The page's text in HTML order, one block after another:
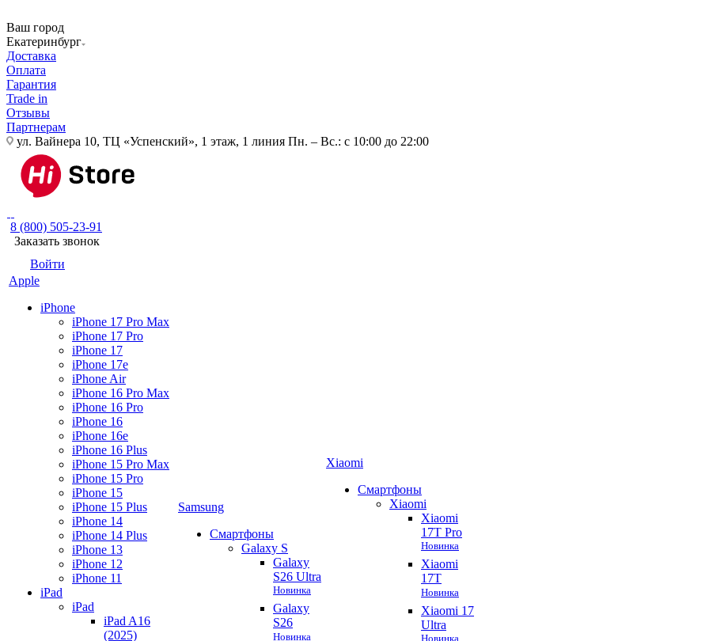
Ваш город
Екатеринбург
Доставка
Оплата
Гарантия
Trade in
Отзывы
Партнерам
ул. Вайнера 10, ТЦ «Успенский», 1 этаж, 1 линия Пн. – Вс.: с 10:00 до 22:00
8 (800) 505-23-91
Заказать звонок
Войти
Apple
iPhone
iPhone 17 Pro Max
iPhone 17 Pro
iPhone 17
iPhone 17e
iPhone Air
iPhone 16 Pro Max
iPhone 16 Pro
iPhone 16
iPhone 16e
iPhone 16 Plus
iPhone 15 Pro Max
iPhone 15 Pro
iPhone 15
iPhone 15 Plus
iPhone 14
iPhone 14 Plus
iPhone 13
iPhone 12
iPhone 11
iPad
iPad
iPad A16
(2025)
Samsung
Смартфоны
Galaxy S
Galaxy
S26 Ultra
Новинка
Galaxy
S26
Новинка
Xiaomi
Смартфоны
Xiaomi
Xiaomi
17T Pro
Новинка
Xiaomi
17T
Новинка
Xiaomi 17
Ultra
Новинка